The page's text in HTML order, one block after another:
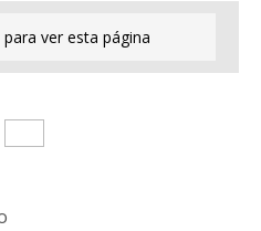
ver esta página